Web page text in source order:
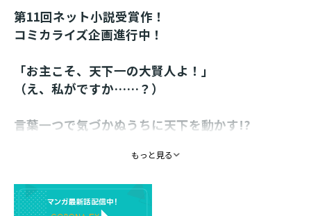
第11回ネット小説受賞作！
コミカライズ企画進行中！
「お主こそ、天下一の大賢人よ！」
（え、私がですか……？）
言葉一つで気づかぬうちに天下を動かす!?
クタクル三国志、開幕！
書き下ろし番外編収録！
もっと見る